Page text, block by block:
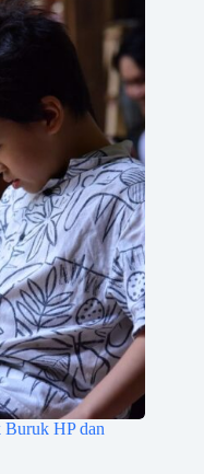
Buruk HP dan